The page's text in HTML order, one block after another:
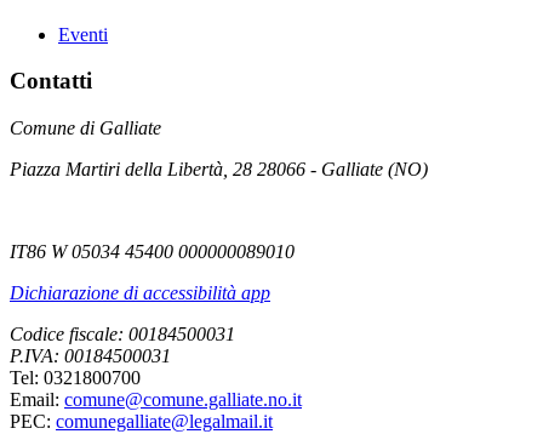
Eventi
Contatti
Comune di Galliate
Piazza Martiri della Libertà, 28 28066 - Galliate (NO)
IT86 W 05034 45400 000000089010
Dichiarazione di accessibilità app
Codice fiscale: 00184500031
P.IVA: 00184500031
Tel: 0321800700
Email: comune@comune.galliate.no.it
PEC: comunegalliate@legalmail.it